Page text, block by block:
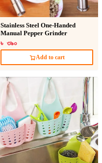
Stainless Steel One-Handed
Manual Pepper Grinder
৳ ৩৯০
Add to cart